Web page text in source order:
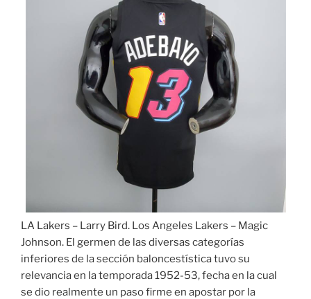
LA Lakers – Larry Bird. Los Angeles Lakers – Magic
Johnson. El germen de las diversas categorías
inferiores de la sección baloncestística tuvo su
relevancia en la temporada 1952-53, fecha en la cual
se dio realmente un paso firme en apostar por la